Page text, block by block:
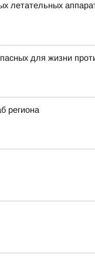
для жизни
региона